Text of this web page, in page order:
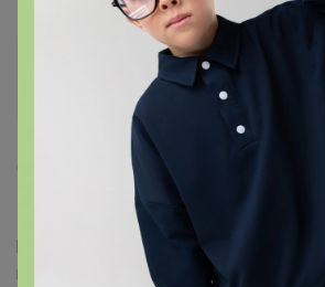
esybox
Фанат СП
6 декабря, 2020 00:54
, Добрый день!
https://www.arabella.ru/catalog/
rukav/